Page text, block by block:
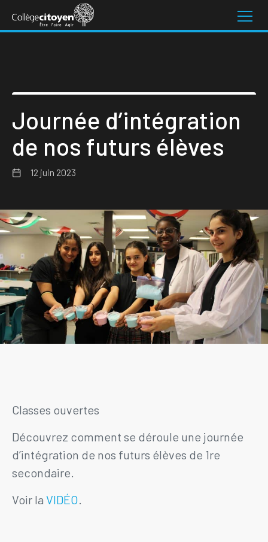
Journée d’intégration
de nos futurs élèves
12 juin 2023
Classes ouvertes
Découvrez comment se déroule une journée
d’intégration de nos futurs élèves de 1re
secondaire.
Voir la VIDÉO.